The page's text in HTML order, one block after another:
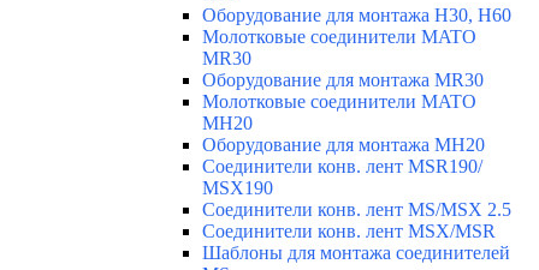
Оборудование для монтажа H30, H60
Молотковые соединители MATO
MR30
Оборудование для монтажа MR30
Молотковые соединители MATO
MH20
Оборудование для монтажа MH20
Соединители конв. лент MSR190/
MSX190
Соединители конв. лент MS/MSX 2.5
Соединители конв. лент MSX/MSR
Шаблоны для монтажа соединителей